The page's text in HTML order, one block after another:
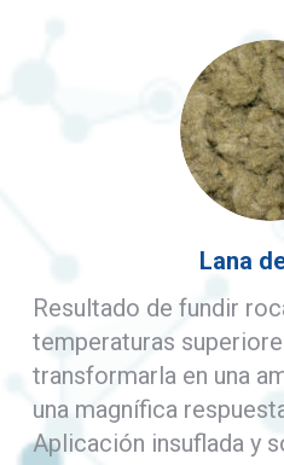
Lana
Resultado de fundir
temperaturas
transformarla en una
una magnífica
Aplicación insuflada y